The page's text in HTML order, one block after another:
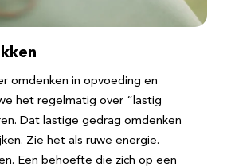
omdenken in opvoeding en
het regelmatig over “lastig
Dat lastige gedrag omdenken
Zie het als ruwe energie.
Een behoefte die zich op een